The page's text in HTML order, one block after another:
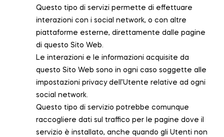
Questo tipo di servizi permette di effettuare
interazioni con i social network, o con altre
piattaforme esterne, direttamente dalle pagine
di questo Sito Web.
Le interazioni e le informazioni acquisite da
questo Sito Web sono in ogni caso soggette alle
impostazioni privacy dell’Utente relative ad ogni
social network.
Questo tipo di servizio potrebbe comunque
raccogliere dati sul traffico per le pagine dove il
servizio è installato, anche quando gli Utenti non